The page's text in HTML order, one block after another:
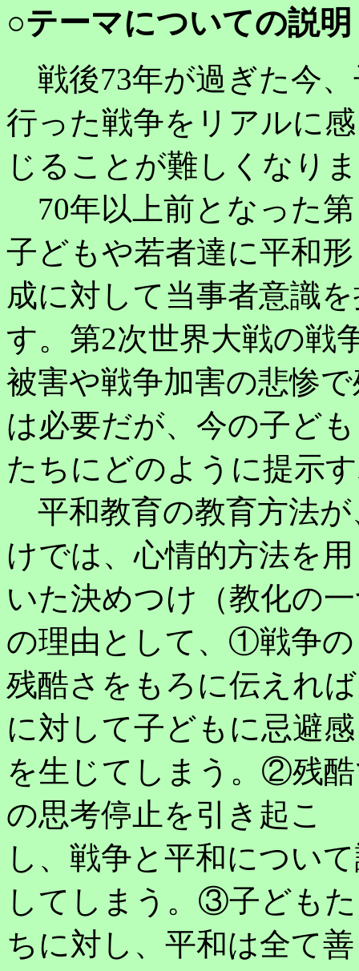
○テーマについての説明
戦後73年が過ぎた今
行った戦争をリアルに感
じることが難しくなり
70年以上前となった
子どもや若者達に平和形
成に対して当事者意識
す。第2次世界大戦の戦
被害や戦争加害の悲惨
は必要だが、今の子ども
たちにどのように提示
平和教育の教育方法
けでは、心情的方法を用
いた決めつけ（教化の
の理由として、①戦争の
残酷さをもろに伝えれ
に対して子どもに忌避感
を生じてしまう。②残
の思考停止を引き起こ
し、戦争と平和につい
してしまう。③子どもた
ちに対し、平和は全て